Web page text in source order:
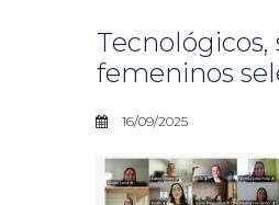
femeninos
16/09/2025